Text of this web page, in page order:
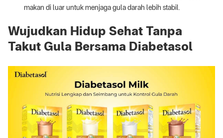
makan di luar untuk menjaga gula darah lebih stabil.
Wujudkan Hidup Sehat Tanpa
Takut Gula Bersama Diabetasol